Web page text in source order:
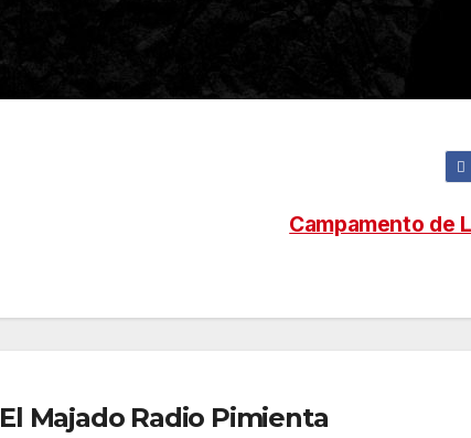
Campamento de
El Majado Radio Pimienta